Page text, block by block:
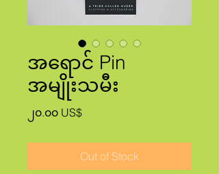
အရောင် Pin
အမျိုးသမီး
၂၀.၀၀ US$
Out of Stock